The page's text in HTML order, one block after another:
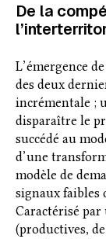
De la
L’émergence
des deux
incrémentale ;
disparaître le
succédé au
d’une
modèle de
signaux faibles
Caractérisé
(productives,